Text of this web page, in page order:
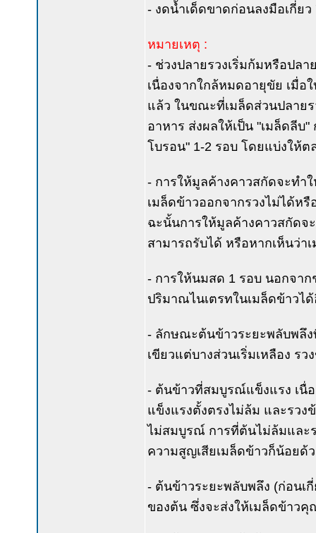
- งดน้ำเด็ดขาดก่อนลงมือเกี่ยว
หมายเหตุ :
- ช่วงปลายรวงเริ่มก้มหรือปลา
เนื่องจากใกล้หมดอายุขัย เมื่อ
แล้ว ในขณะที่เมล็ดส่วนปลายร
อาหาร ส่งผลให้เป็น "เมล็ดลีบ
โบรอน" 1-2 รอบ โดยแบ่งให้
- การให้มูลค้างคาวสกัดจะทำ
เมล็ดข้าวออกจากรวงไม่ได้ห
ฉะนั้นการให้มูลค้างคาวสกัดจ
สามารถรับได้ หรือหากเห็นว่า
- การให้นมสด 1 รอบ นอกจา
ปริมาณไนเตรทในเมล็ดข้าวไ
- ลักษณะต้นข้าวระยะพลับพลึง
เขียวแต่บางส่วนเริ่มเหลือง ร
- ต้นข้าวที่สมบูรณ์แข็งแรง เนื่อ
แข็งแรงตั้งตรงไม่ล้ม และรวง
ไม่สมบูรณ์ การที่ต้นไม่ล้มและร
ความสูญเสียเมล็ดข้าวก็น้อยด้
- ต้นข้าวระยะพลับพลึง (ก่อนเ
ของต้น ซึ่งจะส่งให้เมล็ดข้าว